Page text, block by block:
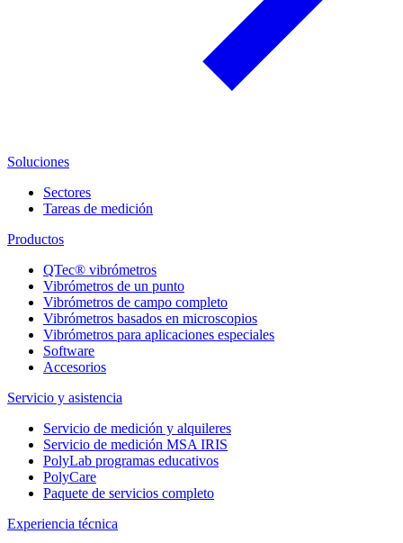
Soluciones
Sectores
Tareas de medición
Productos
QTec® vibrómetros
Vibrómetros de un punto
Vibrómetros de campo completo
Vibrómetros basados en microscopios
Vibrómetros para aplicaciones especiales
Software
Accesorios
Servicio y asistencia
Servicio de medición y alquileres
Servicio de medición MSA IRIS
PolyLab programas educativos
PolyCare
Paquete de servicios completo
Experiencia técnica